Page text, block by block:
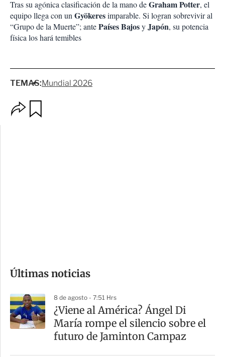
Tras su agónica clasificación de la mano deGraham Potter, el
equipo llega con un Gyökeresimparable. Si logran sobrevivir al
“Grupo de la Muerte”; antePaíses BajosyJapón, su potencia
física los hará temibles
TEMAS:Mundial 2026
p
m
a
r
t
Últimas noticias
8 de agosto - 7:51 Hrs
¿Viene al América? Ángel Di
María rompe el silencio sobre el
futuro de Jaminton Campaz